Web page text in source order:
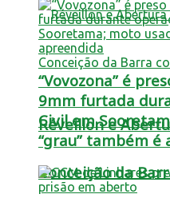
Réveillon e
Conceição da
“Vovozona” é
9mm furtada
Civil em
“grau” também é